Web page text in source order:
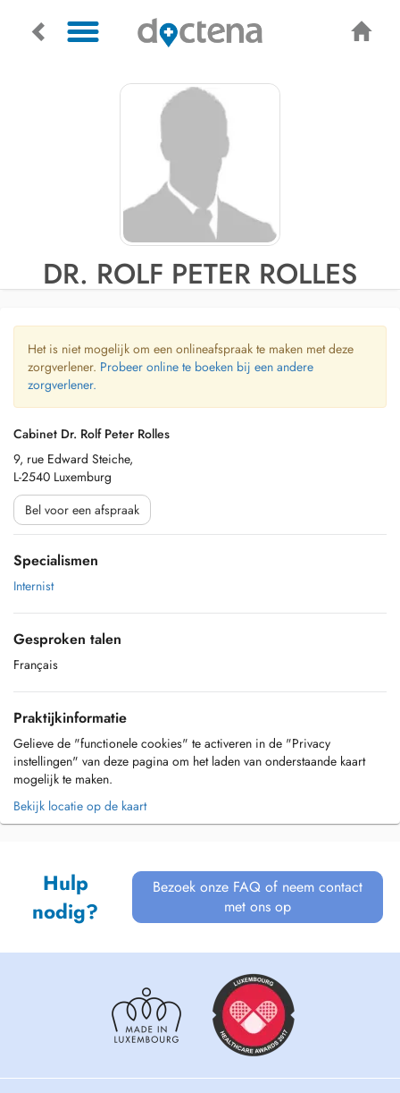
DR. ROLF PETER ROLLES
Het is niet mogelijk om een onlineafspraak te maken met deze
zorgverlener. Probeer online te boeken bij een andere
zorgverlener.
Cabinet Dr. Rolf Peter Rolles
9, rue Edward Steiche,
L-2540 Luxemburg
Bel voor een afspraak
Specialismen
Internist
Gesproken talen
Français
Praktijkinformatie
Gelieve de "functionele cookies" te activeren in de "Privacy
instellingen" van deze pagina om het laden van onderstaande kaart
mogelijk te maken.
Bekijk locatie op de kaart
Hulp
nodig?
Bezoek onze FAQ of neem contact
met ons op